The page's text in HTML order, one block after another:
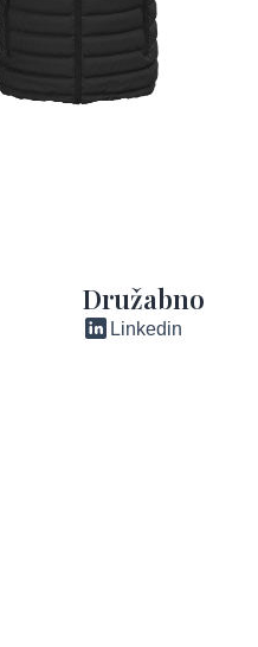
Družabno
Linkedin